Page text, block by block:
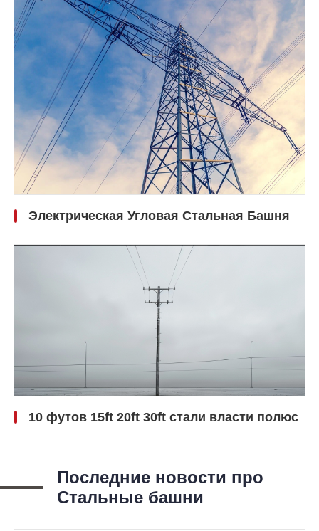
Электрическая Угловая Стальная Башня
10 футов 15ft 20ft 30ft стали власти полюс
Последние новости про
Стальные башни